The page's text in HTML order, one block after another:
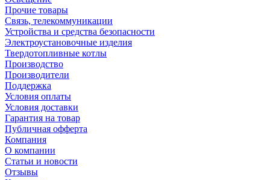
Прочие товары
Связь, телекоммуникации
Устройства и средства безопасности
Электроустановочные изделия
Твердотопливные котлы
Производство
Производители
Поддержка
Условия оплаты
Условия доставки
Гарантия на товар
Публичная офферта
Компания
О компании
Статьи и новости
Отзывы